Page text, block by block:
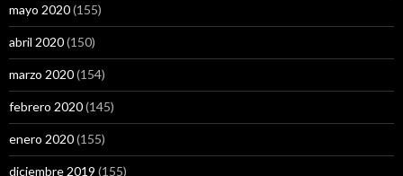
mayo 2020(155)
abril 2020(150)
marzo 2020(154)
febrero 2020(145)
enero 2020(155)
diciembre 2019 (155)